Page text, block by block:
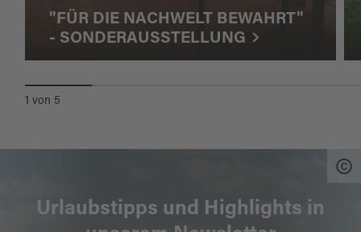
"FÜR DIE NACHWELT BEWAHRT"
- SONDERAUSSTELLUNG
1 von 5
Urlaubstipps und Highlights in